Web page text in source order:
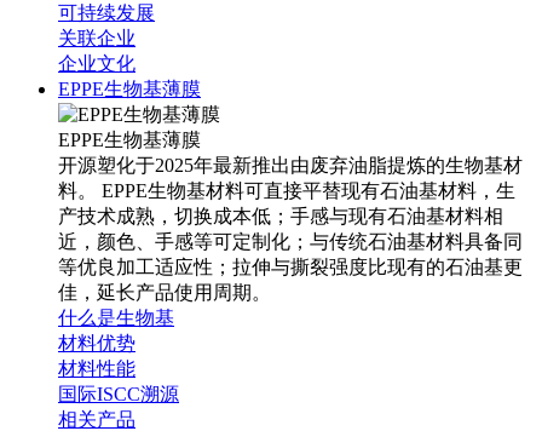
可持续发展
关联企业
企业文化
EPPE生物基薄膜
EPPE生物基薄膜
开源塑化于2025年最新推出由废弃油脂提炼的生物基材
料。 EPPE生物基材料可直接平替现有石油基材料，生
产技术成熟，切换成本低；手感与现有石油基材料相
近，颜色、手感等可定制化；与传统石油基材料具备同
等优良加工适应性；拉伸与撕裂强度比现有的石油基更
佳，延长产品使用周期。
什么是生物基
材料优势
材料性能
国际ISCC溯源
相关产品